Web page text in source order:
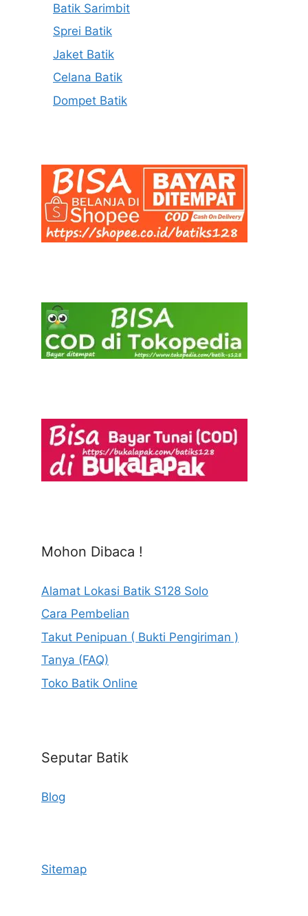
Batik Sarimbit
Sprei Batik
Jaket Batik
Celana Batik
Dompet Batik
Mohon Dibaca !
Alamat Lokasi Batik S128 Solo
Cara Pembelian
Takut Penipuan ( Bukti Pengiriman )
Tanya (FAQ)
Toko Batik Online
Seputar Batik
Blog
Sitemap